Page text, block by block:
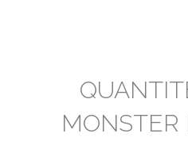
MONSTER